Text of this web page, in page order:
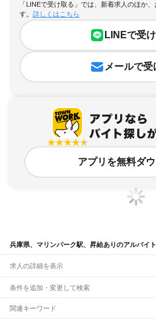
「LINEで受け取る」では、新着求人のほか
す。 詳しくはこちら
LINEで受
メールで受
アプリを無料ダ
兵庫県、マリンパーク駅、昇給ありのアルバイ
求人の詳細を表示
条件を追加・変更して検索
市区町村を追加・変更
関連キーワード